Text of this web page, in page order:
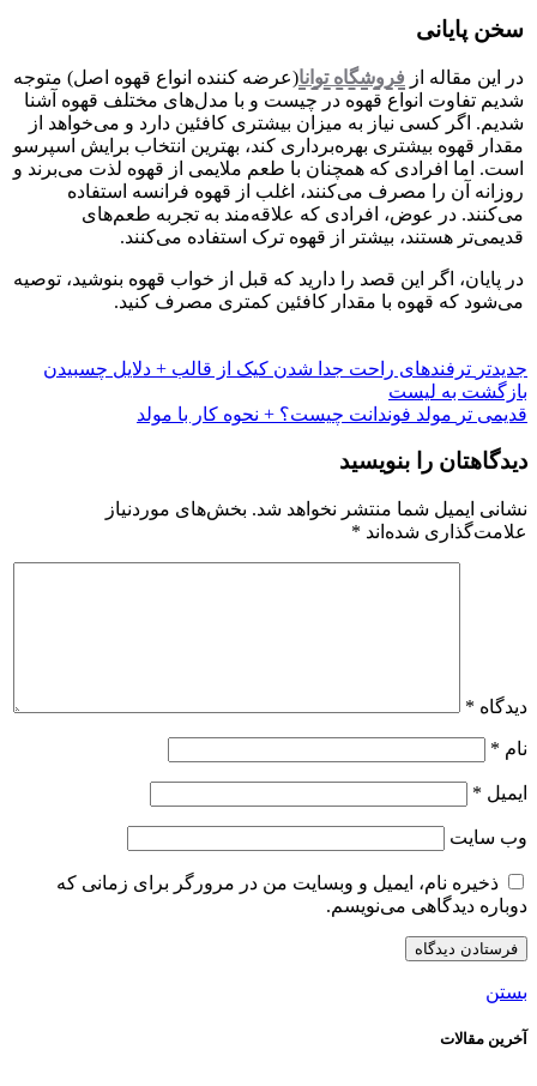
سخن پایانی
در این مقاله از فروشگاه توانا(عرضه کننده انواع قهوه اصل) متوجه
شدیم تفاوت انواع قهوه در چیست و با مدل‌های مختلف قهوه آشنا
شدیم. اگر کسی نیاز به میزان بیشتری کافئین دارد و می‌خواهد از
مقدار قهوه بیشتری بهره‌برداری کند، بهترین انتخاب برایش اسپرسو
است. اما افرادی که همچنان با طعم ملایمی از قهوه لذت می‌برند و
روزانه آن را مصرف می‌کنند، اغلب از قهوه فرانسه استفاده
می‌کنند. در عوض، افرادی که علاقه‌مند به تجربه طعم‌های
قدیمی‌تر هستند، بیشتر از قهوه ترک استفاده می‌کنند.
در پایان، اگر این قصد را دارید که قبل از خواب قهوه بنوشید، توصیه
می‌شود که قهوه با مقدار کافئین کمتری مصرف کنید.
جدیدتر ترفندهای راحت جدا شدن کیک از قالب + دلایل چسبیدن
بازگشت به لیست
قدیمی تر مولد فوندانت چیست؟ + نحوه کار با مولد
دیدگاهتان را بنویسید
نشانی ایمیل شما منتشر نخواهد شد. بخش‌های موردنیاز
علامت‌گذاری شده‌اند *
دیدگاه *
نام *
ایمیل *
وب‌ سایت
ذخیره نام، ایمیل و وبسایت من در مرورگر برای زمانی که
دوباره دیدگاهی می‌نویسم.
بستن
آخرین مقالات